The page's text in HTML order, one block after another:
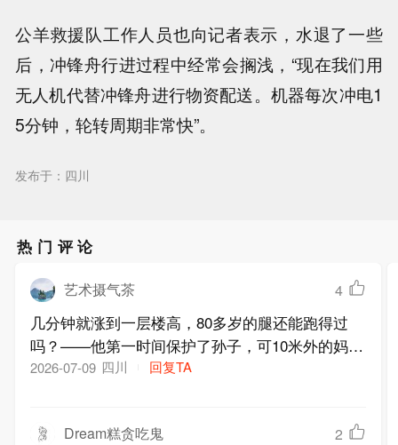
公羊救援队工作人员也向记者表示，水退了一些
后，冲锋舟行进过程中经常会搁浅，“现在我们用
无人机代替冲锋舟进行物资配送。机器每次冲电1
5分钟，轮转周期非常快”。
发布于：四川
热门评论
艺术摄气茶 4
几分钟就涨到一层楼高，80多岁的腿还能跑得过
吗？——他第一时间保护了孙子，可10米外的妈
妈，隔着10米就是一生的距离
2026-07-09 四川 回复TA
Dream糕贪吃鬼 2